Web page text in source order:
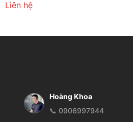
Liên hệ
Hoàng Khoa
📞 0906997944